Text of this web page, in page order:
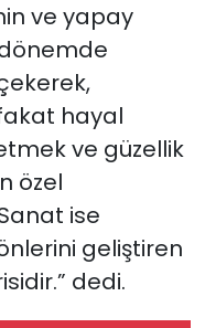
ve yapay
hayal
ve güzellik
özel
ise
geliştiren
dedi.